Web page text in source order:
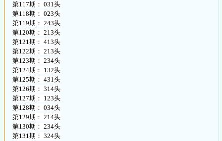
第117期： 031头
第118期： 023头
第119期： 243头
第120期： 213头
第121期： 413头
第122期： 213头
第123期： 234头
第124期： 132头
第125期： 431头
第126期： 314头
第127期： 123头
第128期： 034头
第129期： 214头
第130期： 234头
第131期： 324头